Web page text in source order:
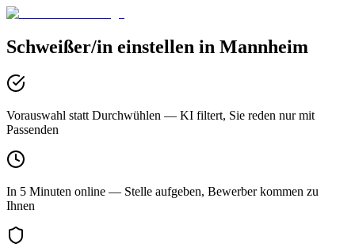
Schweißer/in einstellen in Mannheim
Vorauswahl statt Durchwühlen — KI filtert, Sie reden nur mit
Passenden
In 5 Minuten online — Stelle aufgeben, Bewerber kommen zu
Ihnen